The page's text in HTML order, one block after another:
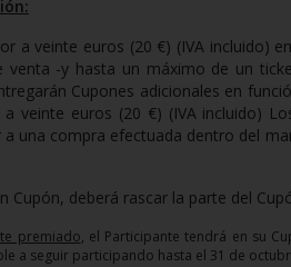
a veinte euros (20 €) (IVA incluido)
venta -y hasta un máximo de un
Cupones adicionales en
veinte euros (20 €) (IVA incluido)
una compra efectuada dentro del
Cupón, deberá rascar la parte del
premiado, el Participante tendrá en su
a seguir participando hasta el 31 de